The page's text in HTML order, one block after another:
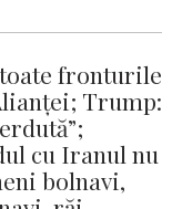
fronturile
Trump:
cu Iranul nu
bolnavi,